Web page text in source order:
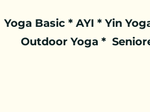
Yoga Basic * AYI * Yin
Outdoor Yoga *